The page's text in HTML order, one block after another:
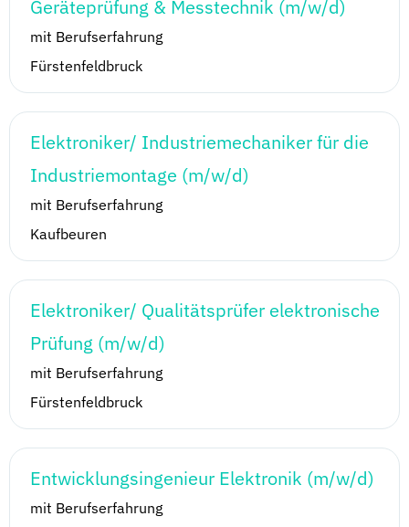
Geräteprüfung & Messtechnik (m/w/d)
mit Berufserfahrung
Fürstenfeldbruck
Elektroniker/ Industriemechaniker für die
Industriemontage (m/w/d)
mit Berufserfahrung
Kaufbeuren
Elektroniker/ Qualitätsprüfer elektronische
Prüfung (m/w/d)
mit Berufserfahrung
Fürstenfeldbruck
Entwicklungsingenieur Elektronik (m/w/d)
mit Berufserfahrung